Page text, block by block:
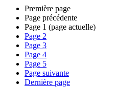
Première page
Page précédente
Page 1 (page actuelle)
Page 2
Page 3
Page 4
Page 5
Page suivante
Dernière page